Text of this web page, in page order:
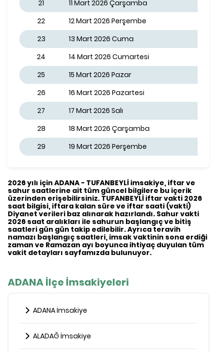
21
11 Mart 2026 Çarşamba
22
12 Mart 2026 Perşembe
23
13 Mart 2026 Cuma
24
14 Mart 2026 Cumartesi
25
15 Mart 2026 Pazar
26
16 Mart 2026 Pazartesi
27
17 Mart 2026 Salı
28
18 Mart 2026 Çarşamba
29
19 Mart 2026 Perşembe
2026 yılı için ADANA - TUFANBEYLİ imsakiye, iftar ve
sahur saatlerine ait tüm güncel bilgilere bu içerik
üzerinden erişebilirsiniz. TUFANBEYLİ iftar vakti 2026
saat bilgisi, iftara kalan süre ve iftar saati (vakti)
Diyanet verileri baz alınarak hazırlandı. Sahur vakti
2026 saat aralıkları ile sahurun başlangıç ve bitiş
saatleri gün gün takip edilebilir. Ayrıca teravih
namazı başlangıç saatleri, imsak vaktinin sona erdiği
zaman ve Ramazan ayı boyunca ihtiyaç duyulan tüm
vakit detayları sayfamızda bulunuyor.
ADANA İlçe İmsakiyeleri
ADANA İmsakiye
ALADAĞ İmsakiye